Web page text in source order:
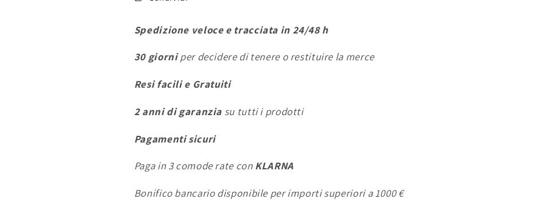
Spedizione veloce e tracciata in 24/48 h
30 giorniper decidere di tenere o restituire la merce
Resi facili e Gratuiti
2 anni di garanzia su tutti i prodotti
Pagamenti sicuri
Paga in 3 comode rate conKLARNA
Bonifico bancario disponibile per importi superiori a 1000 €